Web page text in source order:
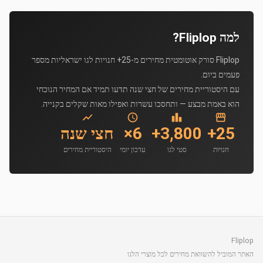
למה Fliplop?
Fliplop סורק אוטומטית מחירים מ-25+ חנויות לגו ישראליות מספר
פעמים ביום.
עם היסטוריית מחירים של חצי שנה תדעו תמיד אם המחיר הנוכחי
הוא באמת מבצע — ותחסכו עשרות ואפילו מאות שקלים בקנייה.
25+
חנויות
3,800+
סטי לגו
6×
עדכון יומי
חצי שנה
היסטוריית מחירים
Fliplop
האתר המוביל להשוואת מחירים לכל מוצרי הלגו